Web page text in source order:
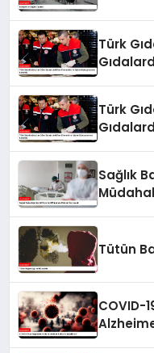
Türk
Türk
Sağlık
Tütün
COVID-